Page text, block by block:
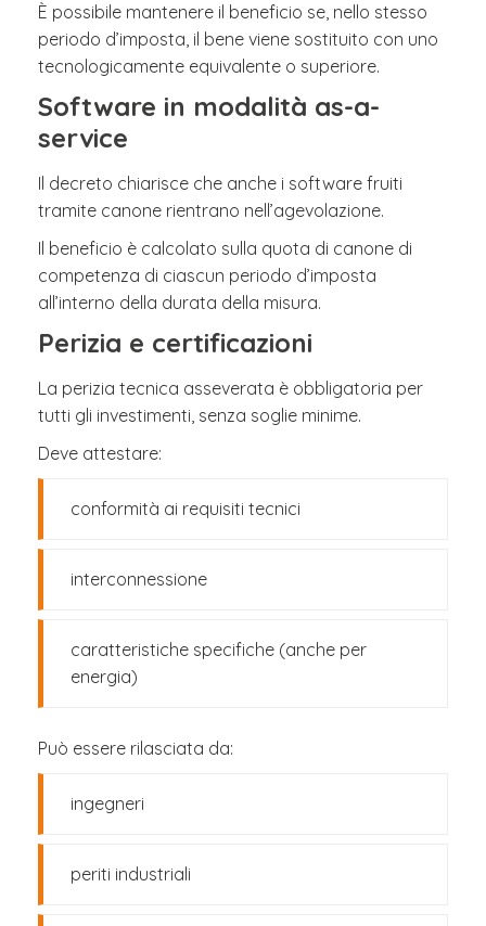
È possibile mantenere il beneficio se, nello stesso
periodo d’imposta, il bene viene sostituito con uno
tecnologicamente equivalente o superiore.
Software in modalità as-a-
service
Il decreto chiarisce che anche i software fruiti
tramite canone rientrano nell’agevolazione.
Il beneficio è calcolato sulla quota di canone di
competenza di ciascun periodo d’imposta
all’interno della durata della misura.
Perizia e certificazioni
La perizia tecnica asseverata è obbligatoria per
tutti gli investimenti, senza soglie minime.
Deve attestare:
conformità ai requisiti tecnici
interconnessione
caratteristiche specifiche (anche per
energia)
Può essere rilasciata da:
ingegneri
periti industriali